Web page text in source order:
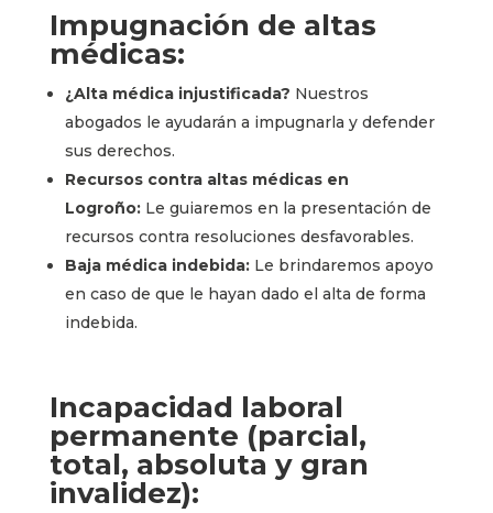
Impugnación de altas
médicas:
¿Alta médica injustificada? Nuestros
abogados le ayudarán a impugnarla y defender
sus derechos.
Recursos contra altas médicas en
Logroño:Le guiaremos en la presentación de
recursos contra resoluciones desfavorables.
Baja médica indebida:Le brindaremos apoyo
en caso de que le hayan dado el alta de forma
indebida.
Incapacidad laboral
permanente (parcial,
total, absoluta y gran
invalidez):